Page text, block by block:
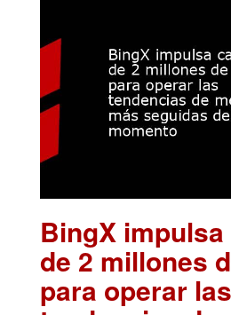
BingX
de 2 millones
para operar las